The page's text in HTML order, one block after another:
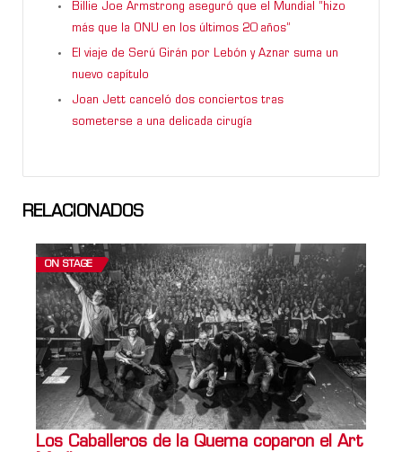
Billie Joe Armstrong aseguró que el Mundial “hizo
más que la ONU en los últimos 20 años”
El viaje de Serú Girán por Lebón y Aznar suma un
nuevo capítulo
Joan Jett canceló dos conciertos tras
someterse a una delicada cirugía
RELACIONADOS
ON STAGE
Los Caballeros de la Quema coparon el Art